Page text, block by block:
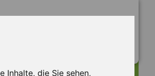
Inhalte, die Sie sehen,